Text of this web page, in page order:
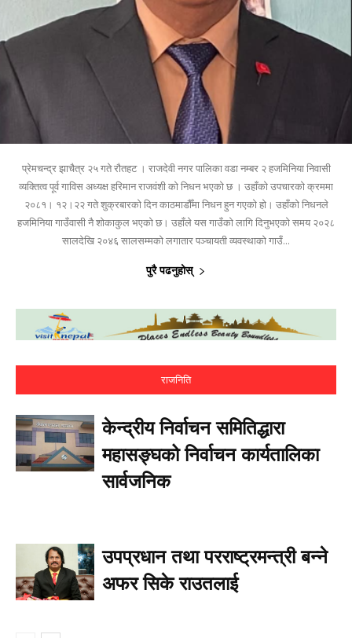
प्रेमचन्द्र झाचैत्र २५ गते राैतहट । राजदेवी नगर पालिका वडा नम्बर २ हजमिनिया निवासी
व्यक्तित्व पूर्व गाविस अध्यक्ष हरिमान राजवंशी को निधन भएको छ । उहाँको उपचारको क्रममा
२०८१। १२।२२ गते शुक्रबारको दिन काठमाडौँमा निधन हुन गएको हो। उहाँको निधनले
हजमिनिया गाउँवासी नै शोकाकुल भएको छ। उहाँले यस गाउँको लागि दिनुभएको समय २०२८
सालदेखि २०४६ सालसम्मको लगातार पञ्चायती व्यवस्थाको गाउँ...
पुरै पढनुहोस्
राजनिति
केन्द्रीय निर्वाचन समितिद्धारा
महासङ्घको निर्वाचन कार्यतालिका
सार्वजनिक
उपप्रधान तथा परराष्ट्रमन्त्री बन्ने
अफर सिके राउतलाई